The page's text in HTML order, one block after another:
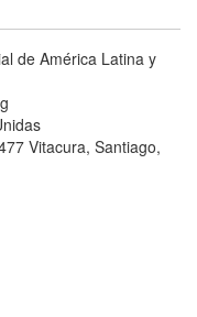
de América Latina y
Vitacura, Santiago,